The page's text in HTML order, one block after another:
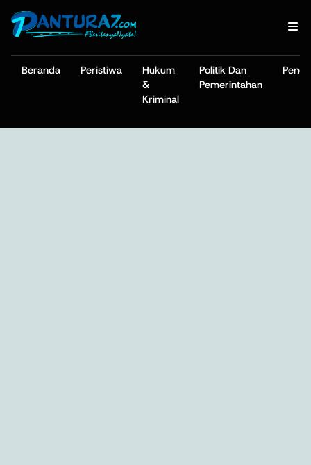
Beranda Peristiwa
Hukum
&
Kriminal
Politik Dan
Pemerintahan